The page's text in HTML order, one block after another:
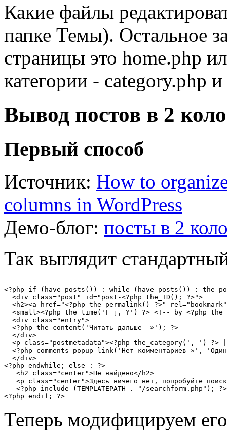
Какие файлы
папке Темы). Остальное
страницы это home.php
категории - category.php и
Вывод постов в 2
Первый способ
Источник: How to
columns in WordPress
Демо-блог: посты в 2
Так выглядит
<?php if (have_posts()) : while (have_posts()) :
  <div class="post" id="post-<?php the_ID(); ?>">
<h2><a href="<?php the_permalink() ?>"
<small><?php the_time('F j, Y') ?> <!-- by <?php
  <div class="entry">
  <?php the_content('Читать дальше  »'); ?>
  </div>
<p class="postmetadata"><?php the_category(', ') ?>
<?php comments_popup_link('Нет комментариев »',
  </div>
<?php endwhile; else : ?>
   <h2 class="center">Не найдено</h2>
<p class="center">Здесь ничего нет, попробуйте
   <?php include (TEMPLATEPATH . "/searchform.php"); ?>
<?php endif; ?>
Теперь модифицируем